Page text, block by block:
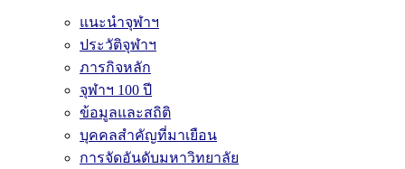
แนะนำจุฬาฯ
ประวัติจุฬาฯ
ภารกิจหลัก
จุฬาฯ 100 ปี
ข้อมูลและสถิติ
บุคคลสำคัญที่มาเยือน
การจัดอันดับมหาวิทยาลัย